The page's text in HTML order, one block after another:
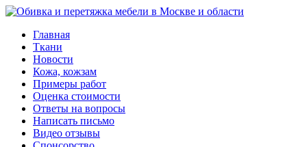
Главная
Ткани
Новости
Кожа, кожзам
Примеры работ
Оценка стоимости
Ответы на вопросы
Написать письмо
Видео отзывы